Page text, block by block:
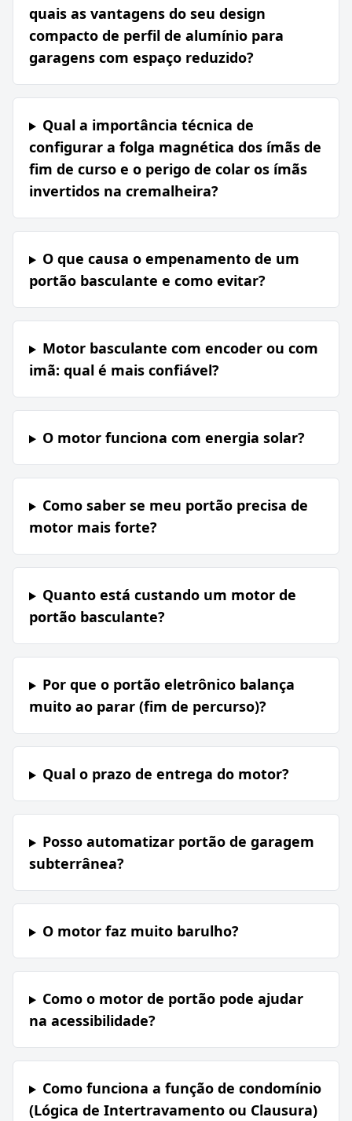
quais as vantagens do seu design
compacto de perfil de alumínio para
garagens com espaço reduzido?
Qual a importância técnica de
configurar a folga magnética dos ímãs de
fim de curso e o perigo de colar os ímãs
invertidos na cremalheira?
O que causa o empenamento de um
portão basculante e como evitar?
Motor basculante com encoder ou com
imã: qual é mais confiável?
O motor funciona com energia solar?
Como saber se meu portão precisa de
motor mais forte?
Quanto está custando um motor de
portão basculante?
Por que o portão eletrônico balança
muito ao parar (fim de percurso)?
Qual o prazo de entrega do motor?
Posso automatizar portão de garagem
subterrânea?
O motor faz muito barulho?
Como o motor de portão pode ajudar
na acessibilidade?
Como funciona a função de condomínio
(Lógica de Intertravamento ou Clausura)